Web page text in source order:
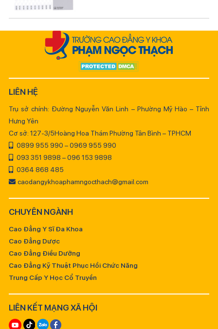
LIÊN HỆ
Trụ sở chính: Đường Nguyễn Văn Linh – Phường Mỹ Hào – Tỉnh
Hưng Yên
Cơ sở: 127-3/5Hoàng Hoa Thám Phường Tân Bình – TPHCM
0899 955 990 – 0969 955 990
093 351 9898 – 096 153 9898
0364 868 485
caodangykhoaphamngocthach@gmail.com
CHUYÊN NGÀNH
Cao Đẳng Y Sĩ Đa Khoa
Cao Đẳng Dược
Cao Đẳng Điều Dưỡng
Cao Đẳng Kỹ Thuật Phục Hồi Chức Năng
Trung Cấp Y Học Cổ Truyền
LIÊN KẾT MẠNG XÃ HỘI